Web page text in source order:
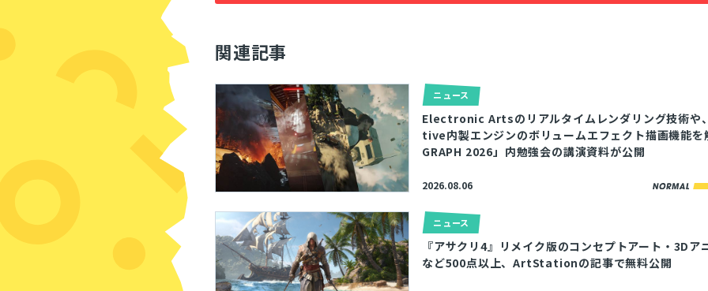
関連記事
ニュース
Electronic Artsのリアルタイムレンダリング技術
tive内製エンジンのボリュームエフェクト描画機能を
GRAPH 2026」内勉強会の講演資料が公開
2026.08.06
ニュース
『アサクリ4』リメイク版のコンセプトアート・3Dア
など500点以上、ArtStationの記事で無料公開